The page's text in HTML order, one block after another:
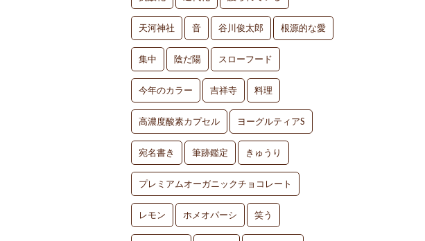
天河神社 音 谷川俊太郎 根源的な愛
集中 陰だ陽 スローフード
今年のカラー 吉祥寺 料理
高濃度酸素カプセル ヨーグルティアS
宛名書き 筆跡鑑定 きゅうり
プレミアムオーガニックチョコレート
レモン ホメオパーシ 笑う